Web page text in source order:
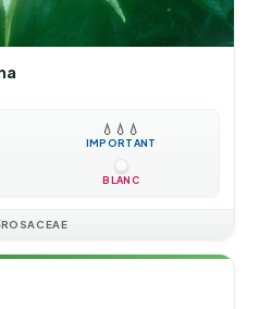
💧 💧 💧
IMPORTANT
BLANC
ROSACEAE